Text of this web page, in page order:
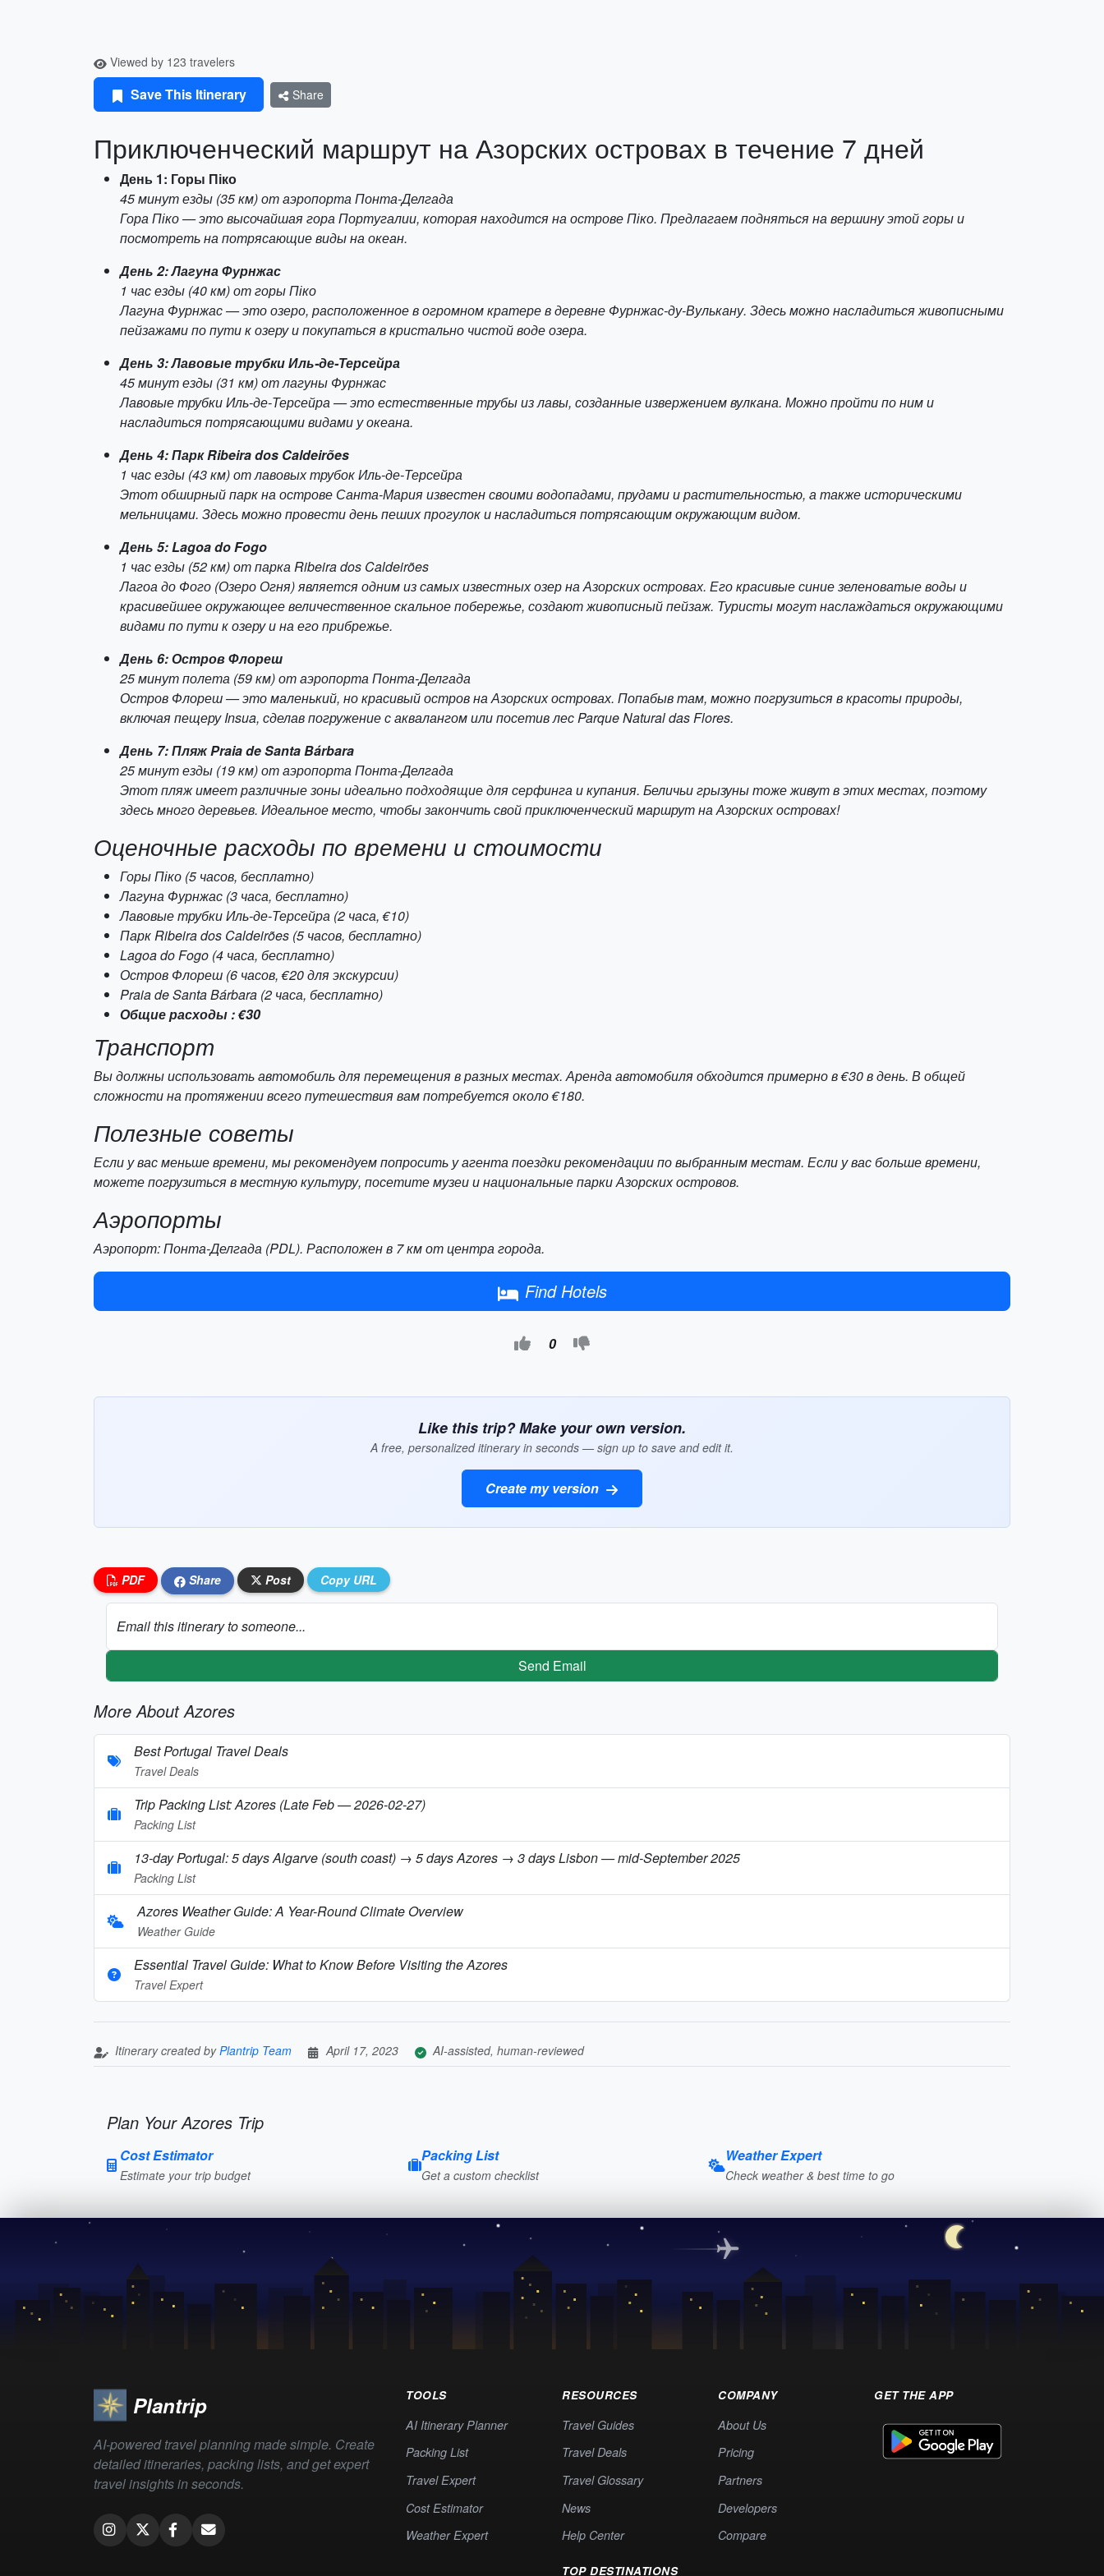
Viewed by 123 travelers
Save This Itinerary Share
Приключенческий маршрут на Азорских островах в течение 7 дней
День 1: Горы Піко
45 минут езды (35 км) от аэропорта Понта-Делгада
Гора Піко — это высочайшая гора Португалии, которая находится на острове Піко. Предлагаем подняться на вершину этой горы и
посмотреть на потрясающие виды на океан.
День 2: Лагуна Фурнжас
1 час езды (40 км) от горы Піко
Лагуна Фурнжас — это озеро, расположенное в огромном кратере в деревне Фурнжас-ду-Вулькану. Здесь можно насладиться живописными
пейзажами по пути к озеру и покупаться в кристально чистой воде озера.
День 3: Лавовые трубки Иль-де-Терсейра
45 минут езды (31 км) от лагуны Фурнжас
Лавовые трубки Иль-де-Терсейра — это естественные трубы из лавы, созданные извержением вулкана. Можно пройти по ним и
насладиться потрясающими видами у океана.
День 4: Парк Ribeira dos Caldeirões
1 час езды (43 км) от лавовых трубок Иль-де-Терсейра
Этот обширный парк на острове Санта-Мария известен своими водопадами, прудами и растительностью, а также историческими
мельницами. Здесь можно провести день пеших прогулок и насладиться потрясающим окружающим видом.
День 5: Lagoa do Fogo
1 час езды (52 км) от парка Ribeira dos Caldeirões
Лагоа до Фого (Озеро Огня) является одним из самых известных озер на Азорских островах. Его красивые синие зеленоватые воды и
красивейшее окружающее величественное скальное побережье, создают живописный пейзаж. Туристы могут наслаждаться окружающими
видами по пути к озеру и на его прибрежье.
День 6: Остров Флореш
25 минут полета (59 км) от аэропорта Понта-Делгада
Остров Флореш — это маленький, но красивый остров на Азорских островах. Попабыв там, можно погрузиться в красоты природы,
включая пещеру Insua, сделав погружение с аквалангом или посетив лес Parque Natural das Flores.
День 7: Пляж Praia de Santa Bárbara
25 минут езды (19 км) от аэропорта Понта-Делгада
Этот пляж имеет различные зоны идеально подходящие для серфинга и купания. Беличьи грызуны тоже живут в этих местах, поэтому
здесь много деревьев. Идеальное место, чтобы закончить свой приключенческий маршрут на Азорских островах!
Оценочные расходы по времени и стоимости
Горы Піко (5 часов, бесплатно)
Лагуна Фурнжас (3 часа, бесплатно)
Лавовые трубки Иль-де-Терсейра (2 часа, €10)
Парк Ribeira dos Caldeirões (5 часов, бесплатно)
Lagoa do Fogo (4 часа, бесплатно)
Остров Флореш (6 часов, €20 для экскурсии)
Praia de Santa Bárbara (2 часа, бесплатно)
Общие расходы : €30
Транспорт
Вы должны использовать автомобиль для перемещения в разных местах. Аренда автомобиля обходится примерно в €30 в день. В общей
сложности на протяжении всего путешествия вам потребуется около €180.
Полезные советы
Если у вас меньше времени, мы рекомендуем попросить у агента поездки рекомендации по выбранным местам. Если у вас больше времени,
можете погрузиться в местную культуру, посетите музеи и национальные парки Азорских островов.
Аэропорты
Аэропорт: Понта-Делгада (PDL). Расположен в 7 км от центра города.
Find Hotels
0
Like this trip? Make your own version.
A free, personalized itinerary in seconds — sign up to save and edit it.
Create my version
PDF Share Post Copy URL
Email this itinerary to someone...
Send Email
More About Azores
Best Portugal Travel Deals
Travel Deals
Trip Packing List: Azores (Late Feb — 2026-02-27)
Packing List
13-day Portugal: 5 days Algarve (south coast) → 5 days Azores → 3 days Lisbon — mid-September 2025
Packing List
Azores Weather Guide: A Year-Round Climate Overview
Weather Guide
Essential Travel Guide: What to Know Before Visiting the Azores
Travel Expert
Itinerary created byPlantrip Team April 17, 2023 AI-assisted, human-reviewed
Plan Your Azores Trip
Cost Estimator
Estimate your trip budget
Packing List
Get a custom checklist
Weather Expert
Check weather & best time to go
Plantrip
AI-powered travel planning made simple. Create
detailed itineraries, packing lists, and get expert
travel insights in seconds.
TOOLS
AI Itinerary Planner
Packing List
Travel Expert
Cost Estimator
Weather Expert
RESOURCES
Travel Guides
Travel Deals
Travel Glossary
News
Help Center
TOP DESTINATIONS
COMPANY
About Us
Pricing
Partners
Developers
Compare
GET THE APP